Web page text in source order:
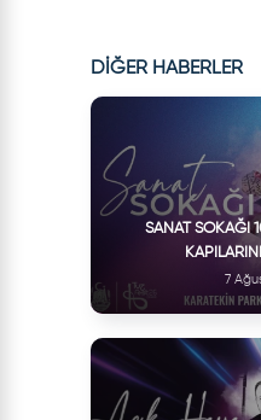
DİĞER HABERLER
SANAT SOKAĞI
7